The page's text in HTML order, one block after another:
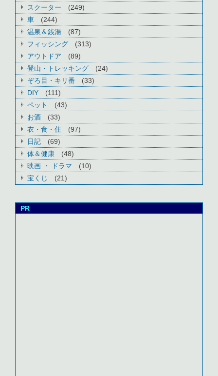
スクーター
(249)
車
(244)
温泉＆銭湯
(87)
フィッシング
(313)
アウトドア
(89)
登山・トレッキング
(24)
ぞろ目・キリ番
(33)
DIY
(111)
ペット
(43)
お酒
(33)
衣・食・住
(97)
日記
(69)
体＆健康
(48)
映画 ・ ドラマ
(10)
宝くじ
(21)
PR